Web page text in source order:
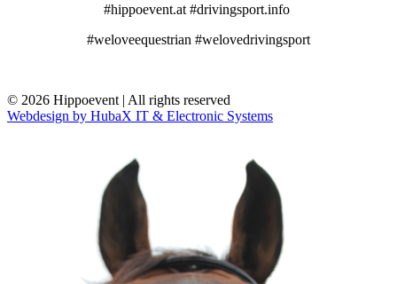
#hippoevent.at #drivingsport.info
#weloveequestrian #welovedrivingsport
© 2026 Hippoevent | All rights reserved
Webdesign by HubaX IT & Electronic Systems